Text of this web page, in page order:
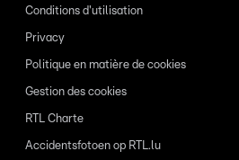
Conditions d'utilisation
Privacy
Politique en matière de cookies
Gestion des cookies
RTL Charte
Accidentsfotoen op RTL.lu